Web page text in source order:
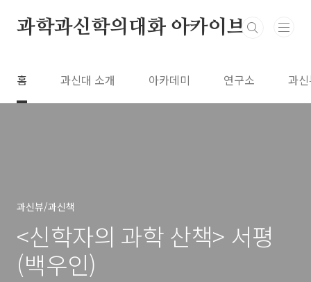
과학과신학의대화 아카이브
홈 과신대 소개 아카데미 연구소 과
과신뷰/과신책
<신학자의 과학 산책> 서평
(백우인)